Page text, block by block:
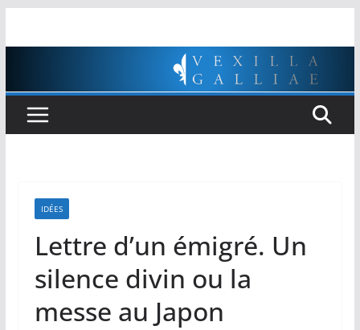
IDÉES
Lettre d’un émigré. Un
silence divin ou la
messe au Japon